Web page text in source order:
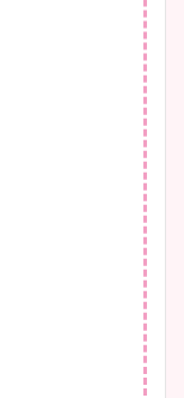
も美脚でカップも
ナのメガネ画像が
カップや水着姿も